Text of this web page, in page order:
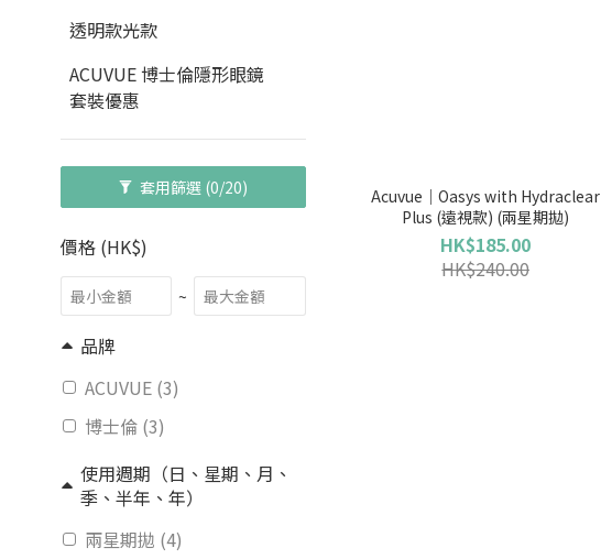
透明款光款
ACUVUE 博士倫隱形眼鏡
套裝優惠
套用篩選 (0/20)
價格 (HK$)
~
品牌
ACUVUE (3)
博士倫 (3)
使用週期（日、星期、月、
季、半年、年）
兩星期拋 (4)
Acuvue｜Oasys with Hydraclear
Plus (遠視款) (兩星期拋)
HK$185.00
HK$240.00